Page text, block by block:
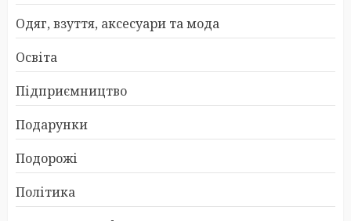
Одяг, взуття, аксесуари та мода
Освіта
Підприємництво
Подарунки
Подорожі
Політика